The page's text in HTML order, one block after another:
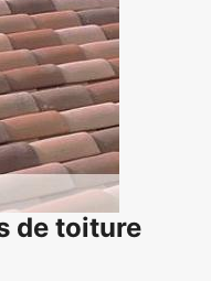
de toiture